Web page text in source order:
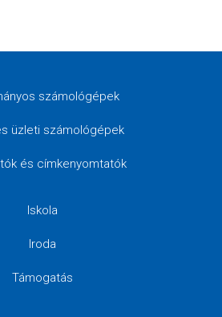
számológépek
üzleti számológépek
és címkenyomtatók
Iskola
Iroda
Támogatás